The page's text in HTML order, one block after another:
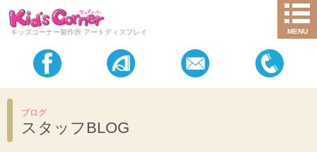
キッズコーナー製作所 アートディスプレイ MENU
ブログ
スタッフBLOG